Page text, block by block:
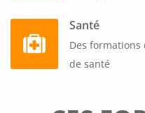
Santé
Des
de santé